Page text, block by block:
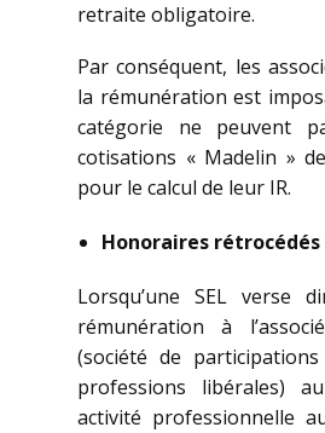
retraite obligatoire.
Par conséquent, les
la rémunération est
catégorie ne peuvent
cotisations « Madelin »
pour le calcul de leur IR.
Honoraires rétrocédés
Lorsqu’une SEL verse
rémunération à
(société de
professions libérales)
activité professionnelle